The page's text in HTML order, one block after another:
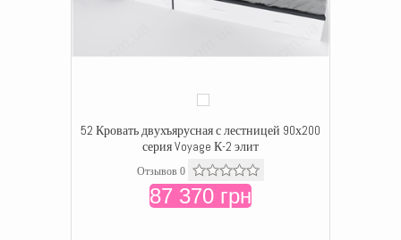
52 Кровать двухъярусная с лестницей 90х200
серия Voyage К-2 элит
Отзывов 0
87 370 грн